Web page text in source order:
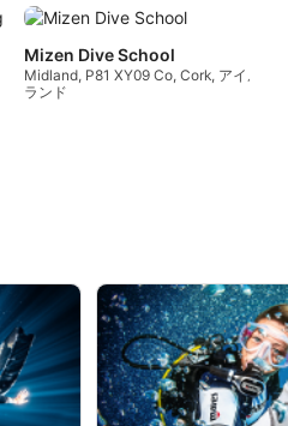
Mizen Dive School
Midland, P81 XY09 Co, Cork, アイル
ランド